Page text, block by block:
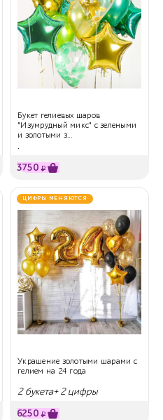
Букет гелиевых шаров
"Изумрудный микс" с зелеными
и золотыми з...
.
3750 ₽
ЦИФРЫ МЕНЯЮТСЯ
Украшение золотыми шарами с
гелием на 24 года
2 букета+ 2 цифры
6250 ₽